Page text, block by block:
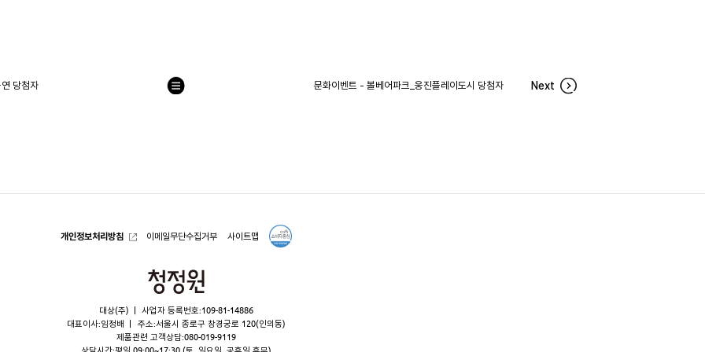
당첨자 문화이벤트 - 볼베어파크_웅진플레이도시 당첨자 Next
목
개인정보처리방침 이메일무단수집거부 사이트맵
청
원
대상(주)
사업자 등록번호:109-81-14886
대표이사:임정배
주소:서울시 종로구 창경궁로 120(인의동)
제품관련 고객상담:080-019-9119
상담시간:평일 09:00~17:30 (토, 일요일, 공휴일 휴무)